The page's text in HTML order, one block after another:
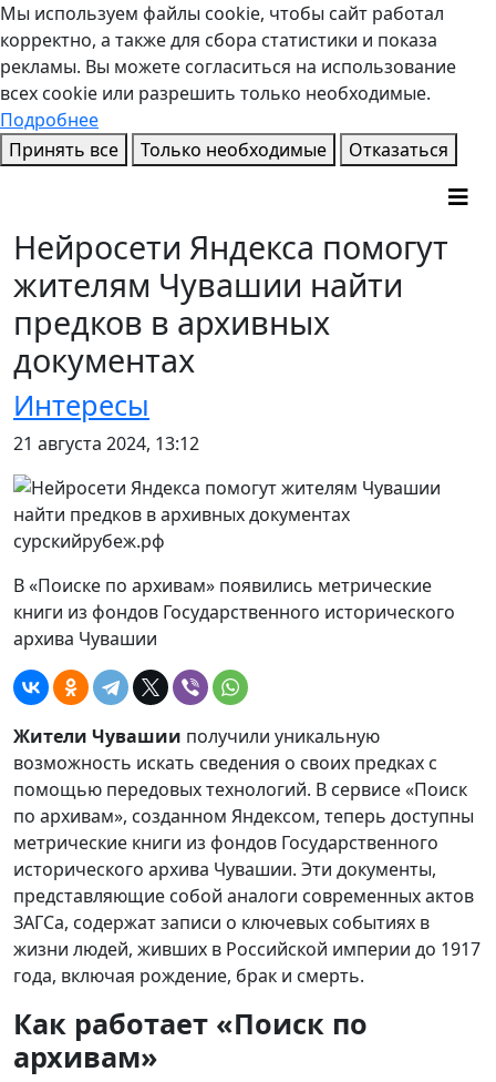
Мы используем файлы cookie, чтобы сайт работал
корректно, а также для сбора статистики и показа
рекламы. Вы можете согласиться на использование
всех cookie или разрешить только необходимые.
Подробнее
Принять все
Только необходимые Отказаться
Нейросети Яндекса помогут
жителям Чувашии найти
предков в архивных
документах
Интересы
21 августа 2024, 13:12
сурскийрубеж.рф
В «Поиске по архивам» появились метрические
книги из фондов Государственного исторического
архива Чувашии
Жители Чувашии получили уникальную
возможность искать сведения о своих предках с
помощью передовых технологий. В сервисе «Поиск
по архивам», созданном Яндексом, теперь доступны
метрические книги из фондов Государственного
исторического архива Чувашии. Эти документы,
представляющие собой аналоги современных актов
ЗАГСа, содержат записи о ключевых событиях в
жизни людей, живших в Российской империи до 1917
года, включая рождение, брак и смерть.
Как работает «Поиск по
архивам»